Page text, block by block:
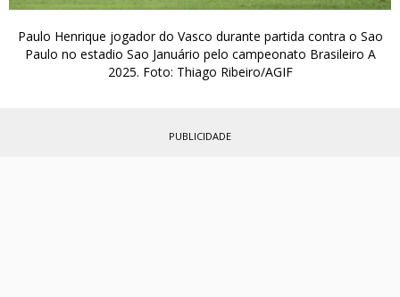
Paulo Henrique jogador do Vasco durante partida contra o Sao
Paulo no estadio Sao Januário pelo campeonato Brasileiro A
2025. Foto: Thiago Ribeiro/AGIF
PUBLICIDADE